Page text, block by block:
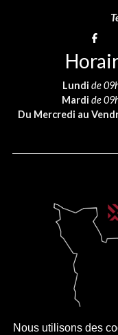
Nous utilisons des
Lundi de
Mardi de
Du Mercredi au